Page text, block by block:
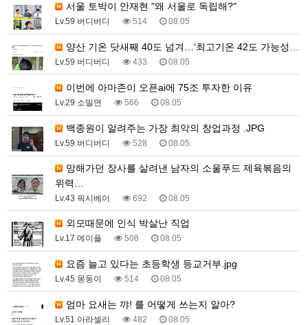
서울 토박이 안재현 "왜 서울로 독립해?"
Lv.59 버디버디 514 08.05
양산 기온 닷새째 40도 넘겨…‘최고기온 42도 가능성…
Lv.59 버디버디 433 08.05
이번에 아마존이 오픈ai에 75조 투자한 이유
Lv.29 소밀면 566 08.05
백종원이 알려주는 가장 최악의 창업과정 .JPG
Lv.59 버디버디 528 08.05
위력…
Lv.43 픽시베이 692 08.05
외모때문에 인식 박살난 직업
Lv.17 메이플 508 08.05
요즘 늘고 있다는 초등학생 등교거부.jpg
Lv.45 몽둥이 514 08.05
엄마 요새는 꺄! 를 어떻게 쓰는지 알아?
Lv.51 아라셀리 482 08.05